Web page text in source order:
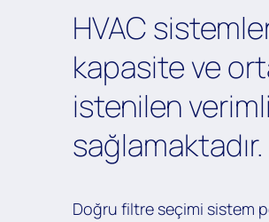
HVAC
kapasite ve
istenilen
sağlamaktadır.
Doğru filtre seçimi sistem